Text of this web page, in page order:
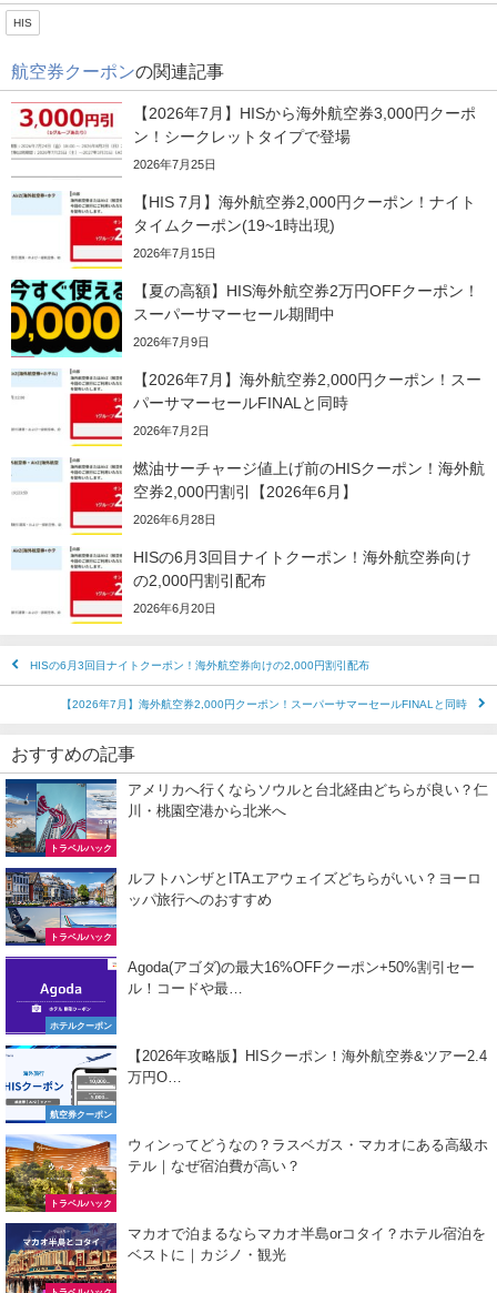
HIS
航空券クーポンの関連記事
【2026年7月】HISから海外航空券3,000円クーポ
ン！シークレットタイプで登場
2026年7月25日
【HIS 7月】海外航空券2,000円クーポン！ナイト
タイムクーポン(19~1時出現)
2026年7月15日
【夏の高額】HIS海外航空券2万円OFFクーポン！
スーパーサマーセール期間中
2026年7月9日
【2026年7月】海外航空券2,000円クーポン！スー
パーサマーセールFINALと同時
2026年7月2日
燃油サーチャージ値上げ前のHISクーポン！海外航
空券2,000円割引【2026年6月】
2026年6月28日
HISの6月3回目ナイトクーポン！海外航空券向け
の2,000円割引配布
2026年6月20日
HISの6月3回目ナイトクーポン！海外航空券向けの2,000円割引配布
【2026年7月】海外航空券2,000円クーポン！スーパーサマーセールFINALと同時
おすすめの記事
トラベルハック
アメリカへ行くならソウルと台北経由どちらが良い？仁
川・桃園空港から北米へ
トラベルハック
ルフトハンザとITAエアウェイズどちらがいい？ヨーロ
ッパ旅行へのおすすめ
ホテルクーポン
Agoda(アゴダ)の最大16%OFFクーポン+50%割引セー
ル！コードや最…
航空券クーポン
【2026年攻略版】HISクーポン！海外航空券&ツアー2.4
万円O…
トラベルハック
ウィンってどうなの？ラスベガス・マカオにある高級ホ
テル｜なぜ宿泊費が高い？
マカオで泊まるならマカオ半島orコタイ？ホテル宿泊を
ベストに｜カジノ・観光